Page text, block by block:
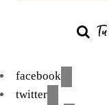
facebook
twitter